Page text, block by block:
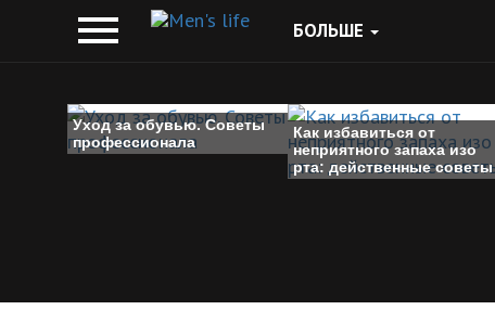
БОЛЬШЕ
Уход за обувью. Советы
профессионала
Как избавиться от
неприятного запаха изо
рта: действенные советы